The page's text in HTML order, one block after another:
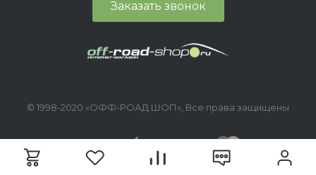
Заказать звонок
© 1998-2020 «ОФФ-РОАД ШОП», Все права защищены